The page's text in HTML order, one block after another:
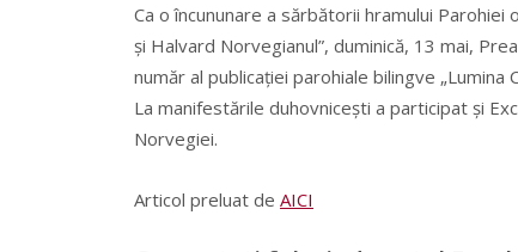
Ca o încununare a sărbătorii hramului Parohiei
şi Halvard Norvegianul”, duminică, 13 mai,
număr al publicaţiei parohiale bilingve
La manifestările duhovniceşti a participat şi
Norvegiei.
Articol preluat de AICI